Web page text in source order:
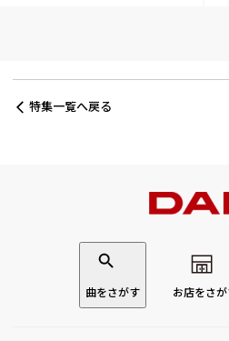
特集一覧へ戻る
曲をさがす お店をさが